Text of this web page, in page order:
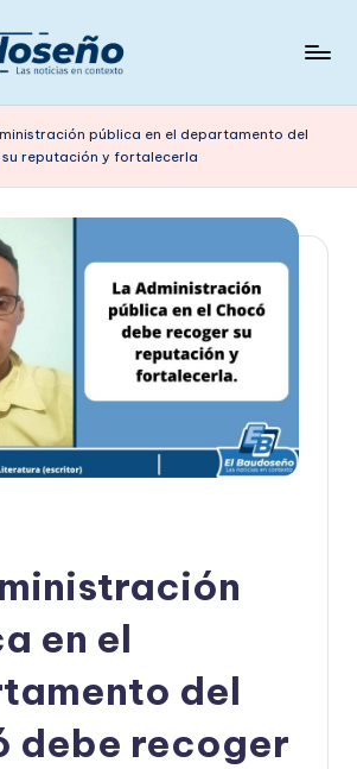
pública en el departamento del
reputación y fortalecerla
en el
del
debe recoger